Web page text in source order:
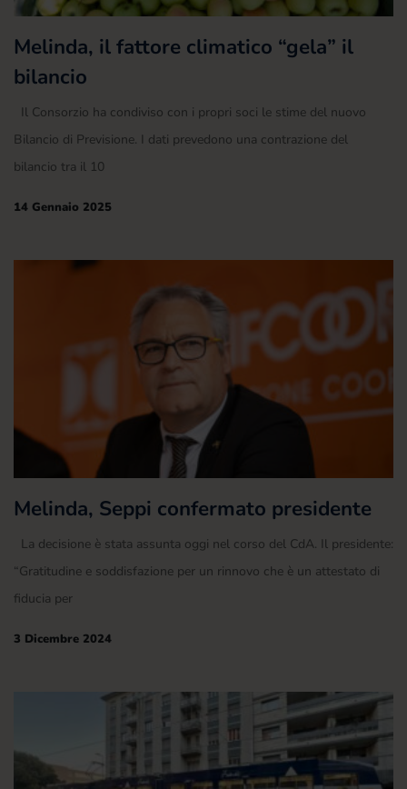
Melinda, il fattore climatico “gela” il
bilancio
Il Consorzio ha condiviso con i propri soci le stime del nuovo
Bilancio di Previsione. I dati prevedono una contrazione del
bilancio tra il 10
14 Gennaio 2025
Melinda, Seppi confermato presidente
La decisione è stata assunta oggi nel corso del CdA. Il presidente:
“Gratitudine e soddisfazione per un rinnovo che è un attestato di
fiducia per
3 Dicembre 2024